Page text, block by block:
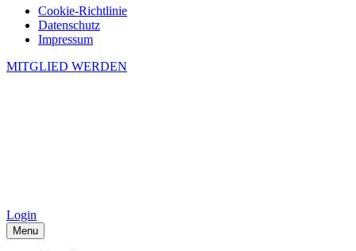
Cookie-Richtlinie
Datenschutz
Impressum
MITGLIED WERDEN
Login
Menu